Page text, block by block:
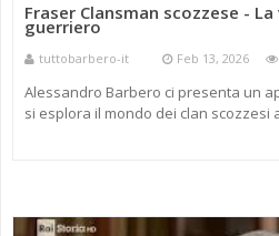
Fraser Clansman scozzese - La
guerriero
tuttobarbero-it Feb 13, 2026
Alessandro Barbero ci presenta un
si esplora il mondo dei clan